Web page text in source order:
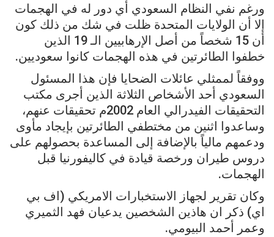
ورغم نفي النظام السعودي أي دور له في الهجمات
إلا أن الولايات المتحدة ظلت في شك من ذلك كون
أن 15 شخصاً من أصل الإرهابيين الـ 19 الذين
خطفوا الطائرتين في هذه الهجمات كانوا سعوديين.
ووفقاً لممثلي عائلات الضحايا فإن هذا المسئول
السعودي أحد الأشخاص الثلاثة الذين أجرى مكتب
التحقيقات الفيدرالي العام 2002م تحقيقات عنهم،
وساعدوا اثنين من مختطفي الطائرتين بإيجاد مأوى
ودعمهم مالياً بالإضافة إلى المساعدة بحصولهم على
دروس طيران ورخصة قيادة في كاليفورنيا قبل
الهجمات.
وكان تقرير لجهاز الاستخبارات الامريكي (اف بي
اي) ذكر ان هاذين الشخصين يدعيان فهد الثميري
وعمر أحمد البيومي.